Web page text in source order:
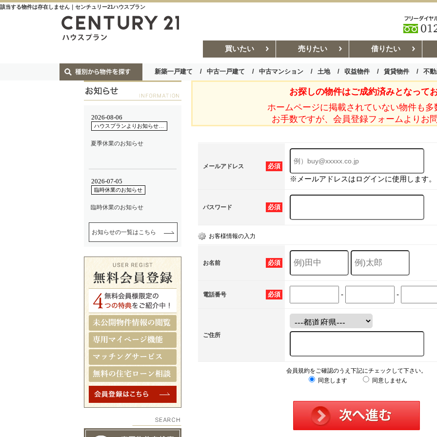
該当する物件は存在しません｜センチュリー21ハウスプラン
買いたい 売りたい 借りたい
新築一戸建て 中古一戸建て 中古マンション 土地 収益物件 賃貸物件 不
お部屋探しコラム 賃貸管理コ
お探しの物件はご成約済みとなってお
ホームページに掲載されていない物件も多
お手数ですが、会員登録フォームよりお
必須
メールアドレス
※メールアドレスはログインに使用します。
必須
パスワード
お客様情報の入力
必須
お名前
必須
電話番号 - -
ご住所
会員規約をご確認のうえ下記にチェックして下さい。
同意します
同意しません
お知らせの一覧はこちら